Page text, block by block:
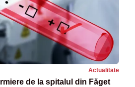
Actualitate
de la spitalul din Făget